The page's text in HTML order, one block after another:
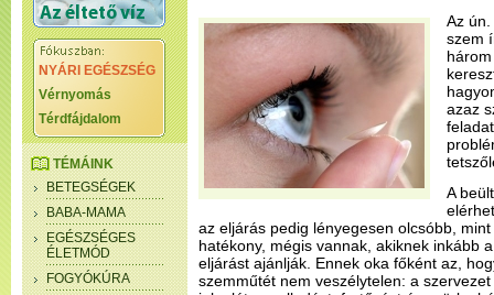
NYÁRI EGÉSZSÉG
Vérnyomás
Térdfájdalom
TÉMÁINK
BETEGSÉGEK
BABA-MAMA
EGÉSZSÉGES
ÉLETMÓD
FOGYÓKÚRA
Az
szem
azaz
A
az eljárás pedig lényegesen olcsóbb,
hatékony, mégis vannak, akiknek inkább
eljárást ajánlják. Ennek oka főként az,
szemműtét nem veszélytelen: a